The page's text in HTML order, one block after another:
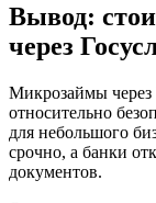
Вывод:
через
Микрозаймы
относительно
для небольшого
срочно, а банки
документов.